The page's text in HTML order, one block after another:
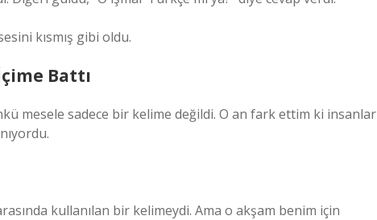
kısmış gibi oldu.
Battı
mesele sadece bir kelime değildi. O an fark ettim ki insanlar
kullanılan bir kelimeydi. Ama o akşam benim için